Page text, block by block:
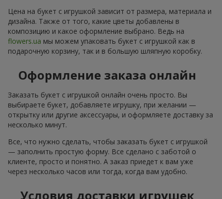
Цена на букет с игрушкой зависит от размера, материала и
дизайна. Также от того, какие цветы добавлены в
композицию и какое оформление выбрано. Ведь на
flowers.ua мы можем упаковать букет с игрушкой как в
подарочную корзину, так и в большую шляпную коробку.
Оформление заказа онлайн
Заказать букет с игрушкой онлайн очень просто. Вы
выбираете букет, добавляете игрушку, при желании —
открытку или другие аксессуары, и оформляете доставку за
несколько минут.
Все, что нужно сделать, чтобы заказать букет с игрушкой
— заполнить простую форму. Все сделано с заботой о
клиенте, просто и понятно. А заказ приедет к вам уже
через несколько часов или тогда, когда вам удобно.
Условия доставки игрушек